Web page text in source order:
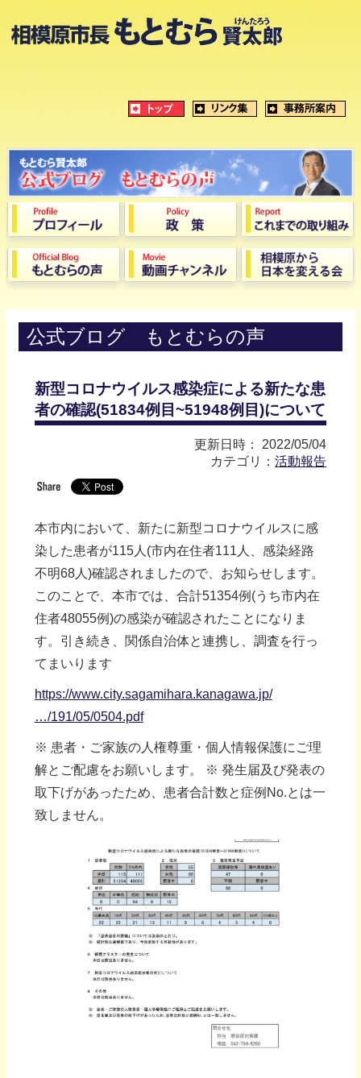
公式ブログ もとむらの声
新型コロナウイルス感染症による新たな患
者の確認(51834例目~51948例目)について
更新日時： 2022/05/04
カテゴリ：活動報告
本市内において、新たに新型コロナウイルスに感
染した患者が115人(市内在住者111人、感染経路
不明68人)確認されましたので、お知らせします。
このことで、本市では、合計51354例(うち市内在
住者48055例)の感染が確認されたことになりま
す。引き続き、関係自治体と連携し、調査を行っ
てまいります
https://www.city.sagamihara.kanagawa.jp/
…/191/05/0504.pdf
※ 患者・ご家族の人権尊重・個人情報保護にご理
解とご配慮をお願いします。 ※ 発生届及び発表の
取下げがあったため、患者合計数と症例No.とは一
致しません。